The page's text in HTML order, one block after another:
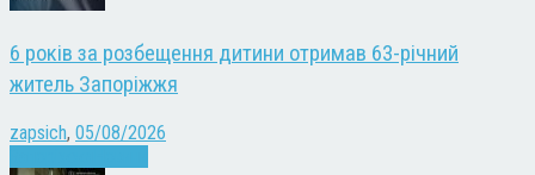
6 років за розбещення дитини отримав 63-річний
житель Запоріжжя
zapsich, 05/08/2026